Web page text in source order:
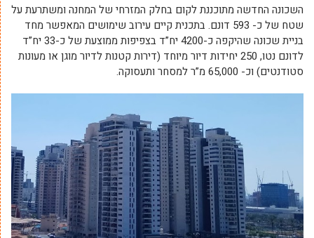
השכונה החדשה מתוכננת לקום בחלק המזרחי של המחנה ומשתרעת על
שטח של כ- 593 דונם. בתכנית קיים עירוב שימושים המאפשר מחד
בניית שכונה שהיקפה כ-4200 יח”ד בצפיפות ממוצעת של כ-33 יח”ד
לדונם נטו, 250 יחידות דיור מיוחד (דירות קטנות לדיור מוגן או מעונות
סטודנטים) וכ- 65,000 מ”ר למסחר ותעסוקה.